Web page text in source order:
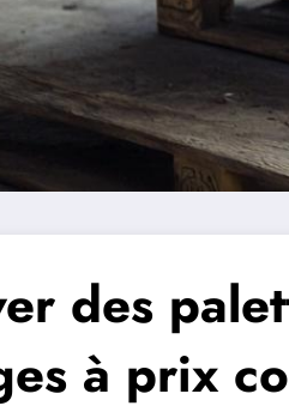
des
à prix